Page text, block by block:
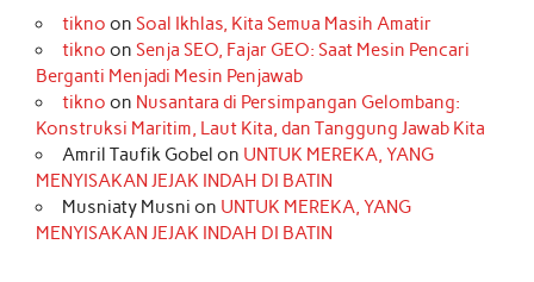
tikno on Soal Ikhlas, Kita Semua Masih Amatir
tikno on Senja SEO, Fajar GEO: Saat Mesin Pencari
Berganti Menjadi Mesin Penjawab
tikno on Nusantara di Persimpangan Gelombang:
Konstruksi Maritim, Laut Kita, dan Tanggung Jawab Kita
Amril Taufik Gobel on UNTUK MEREKA, YANG
MENYISAKAN JEJAK INDAH DI BATIN
Musniaty Musni on UNTUK MEREKA, YANG
MENYISAKAN JEJAK INDAH DI BATIN